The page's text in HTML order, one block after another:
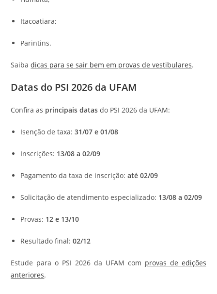
Itacoatiara;
Parintins.
Saibadicas para se sair bem em provas de vestibulares.
Datas do PSI 2026 da UFAM
Confira as principais datas do PSI 2026 da UFAM:
Isenção de taxa:31/07 e 01/08
Inscrições: 13/08 a 02/09
Pagamento da taxa de inscrição:até 02/09
Solicitação de atendimento especializado: 13/08 a 02/09
Provas: 12 e 13/10
Resultado final:02/12
Estude para o PSI 2026 da UFAM com provas de edições
anteriores.